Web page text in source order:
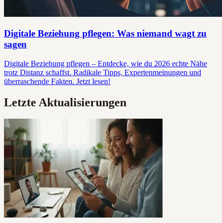
Digitale Beziehung pflegen: Was niemand wagt zu
sagen
Digitale Beziehung pflegen – Entdecke, wie du 2026 echte Nähe
trotz Distanz schaffst. Radikale Tipps, Expertenmeinungen und
überraschende Fakten. Jetzt lesen!
Letzte Aktualisierungen